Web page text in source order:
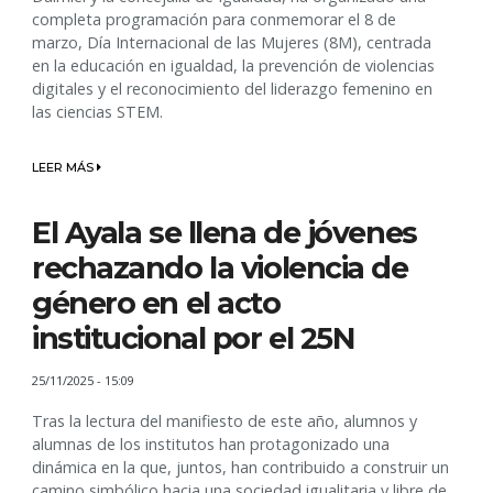
completa programación para conmemorar el 8 de
marzo, Día Internacional de las Mujeres (8M), centrada
en la educación en igualdad, la prevención de violencias
digitales y el reconocimiento del liderazgo femenino en
las ciencias STEM.
LEER MÁS
El Ayala se llena de jóvenes
rechazando la violencia de
género en el acto
institucional por el 25N
25/11/2025 - 15:09
Tras la lectura del manifiesto de este año, alumnos y
alumnas de los institutos han protagonizado una
dinámica en la que, juntos, han contribuido a construir un